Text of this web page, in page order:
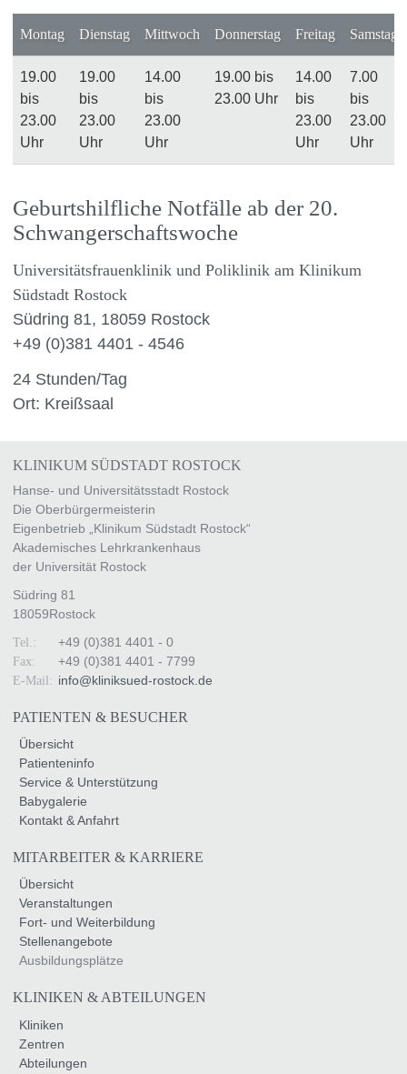
Montag Dienstag Mittwoch Donnerstag Freitag Samstag
19.00
bis
23.00
Uhr
19.00
bis
23.00
Uhr
14.00
bis
23.00
Uhr
19.00 bis
23.00 Uhr
14.00
bis
23.00
Uhr
7.00
bis
23.00
Uhr
Geburtshilfliche Notfälle ab der 20.
Schwangerschaftswoche
Universitätsfrauenklinik und Poliklinik am Klinikum
Südstadt Rostock
Südring 81, 18059 Rostock
+49 (0)381 4401 - 4546
24 Stunden/Tag
Ort: Kreißsaal
KLINIKUM SÜDSTADT ROSTOCK
Hanse- und Universitätsstadt Rostock
Die Oberbürgermeisterin
Eigenbetrieb „Klinikum Südstadt Rostock“
Akademisches Lehrkrankenhaus
der Universität Rostock
Südring 81
18059Rostock
Tel.: +49 (0)381 4401 - 0
Fax: +49 (0)381 4401 - 7799
E-Mail: info@kliniksued-rostock de
PATIENTEN & BESUCHER
Übersicht
Patienteninfo
Service & Unterstützung
Babygalerie
Kontakt & Anfahrt
MITARBEITER & KARRIERE
Übersicht
Veranstaltungen
Fort- und Weiterbildung
Stellenangebote
Ausbildungsplätze
KLINIKEN & ABTEILUNGEN
Kliniken
Zentren
Abteilungen